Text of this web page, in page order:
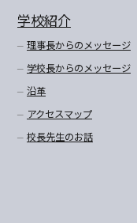
学校紹介
理事長からのメッセージ
学校長からのメッセージ
沿革
アクセスマップ
校長先生のお話